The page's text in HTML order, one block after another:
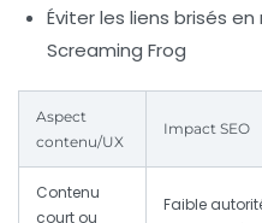
Éviter les liens brisés
Screaming Frog
Aspect
contenu/UX
Impact SEO
Contenu
court ou
Faible